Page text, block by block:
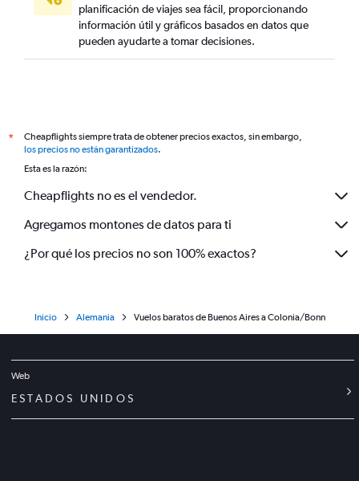
planificación de viajes sea fácil, proporcionando
información útil y gráficos basados en datos que
pueden ayudarte a tomar decisiones.
*
Cheapflights siempre trata de obtener precios exactos, sin embargo,
los precios no están garantizados.
Esta es la razón:
Cheapflights no es el vendedor.
Agregamos montones de datos para ti
¿Por qué los precios no son 100% exactos?
Inicio Alemania Vuelos baratos de Buenos Aires a Colonia/Bonn
Web
ESTADOS UNIDOS